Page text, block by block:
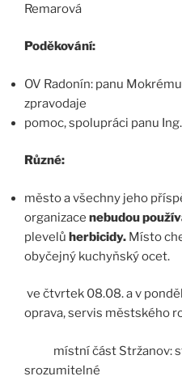
Remarová
Poděkování:
OV Radonín: panu
zpravodaje
pomoc, spolupráci panu
Různé:
město a všechny jeho
organizace nebudou
plevelů herbicidy. Místo
obyčejný kuchyňský ocet.
ve čtvrtek 08.08. a v
oprava, servis městského
místní část Stržanov:
srozumitelné